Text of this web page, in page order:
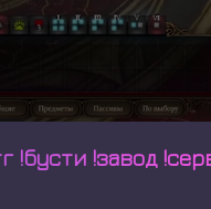
!бусти !завод